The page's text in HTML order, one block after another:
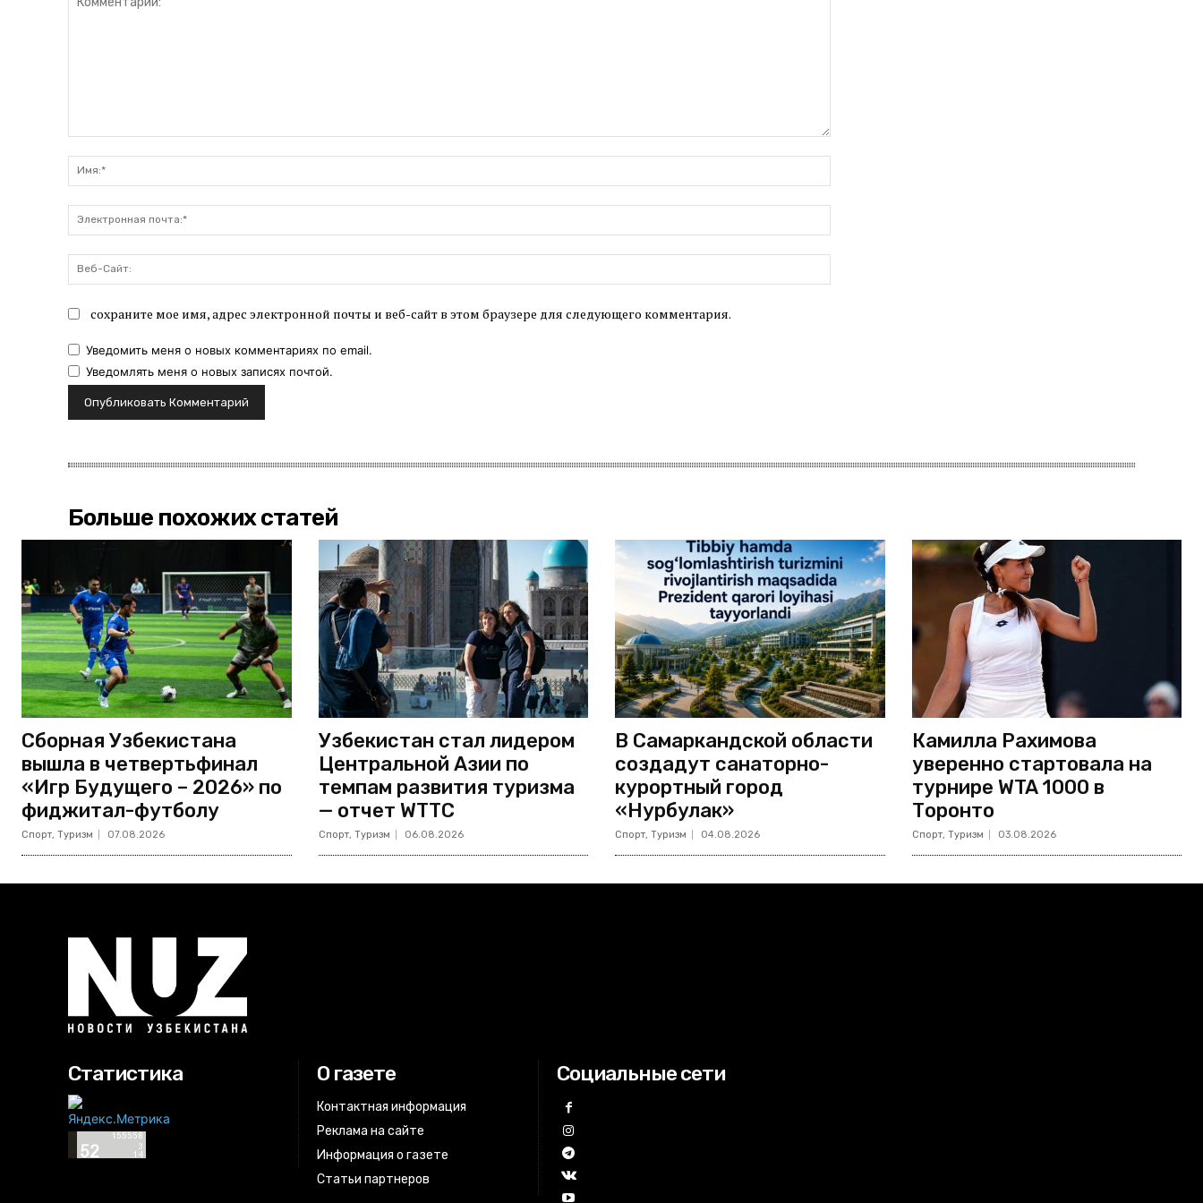
почта:*
Сайт:
сохраните мое имя, адрес электронной почты и веб-сайт в этом браузере для следующего комментария.
Уведомить меня о новых комментариях по email.
Уведомлять меня о новых записях почтой.
Больше похожих статей
Сборная Узбекистана
вышла в четвертьфинал
«Игр Будущего – 2026» по
фиджитал-футболу
Спорт, Туризм 07.08.2026
Узбекистан стал лидером
Центральной Азии по
темпам развития туризма
— отчет WTTC
Спорт, Туризм 06.08.2026
В Самаркандской области
создадут санаторно-
курортный город
«Нурбулак»
Спорт, Туризм 04.08.2026
Камилла Рахимова
уверенно стартовала на
турнире WTA 1000 в
Торонто
Спорт, Туризм 03.08.2026
Статистика О газете
Контактная информация
Реклама на сайте
Информация о газете
Статьи партнеров
Социальные сети